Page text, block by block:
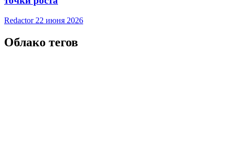
Redactor 22 июня 2026
Облако тегов